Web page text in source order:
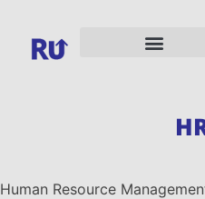
Human Resource